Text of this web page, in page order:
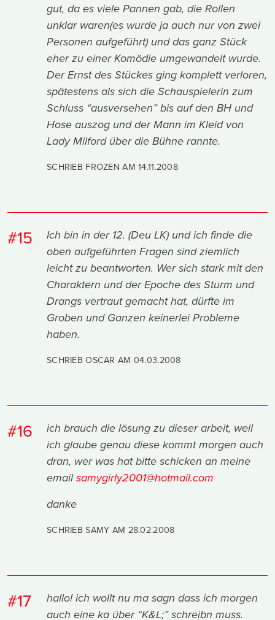
gut, da es viele Pannen gab, die Rollen
unklar waren(es wurde ja auch nur von zwei
Personen aufgeführt) und das ganz Stück
eher zu einer Komödie umgewandelt wurde.
Der Ernst des Stückes ging komplett verloren,
spätestens als sich die Schauspielerin zum
Schluss “ausversehen” bis auf den BH und
Hose auszog und der Mann im Kleid von
Lady Milford über die Bühne rannte.
SCHRIEB FROZEN AM14.11.2008
#15
Ich bin in der 12. (Deu LK) und ich finde die
oben aufgeführten Fragen sind ziemlich
leicht zu beantworten. Wer sich stark mit den
Charaktern und der Epoche des Sturm und
Drangs vertraut gemacht hat, dürfte im
Groben und Ganzen keinerlei Probleme
haben.
SCHRIEB OSCAR AM 04.03.2008
#16
ich brauch die lösung zu dieser arbeit, weil
ich glaube genau diese kommt morgen auch
dran, wer was hat bitte schicken an meine
emailsamygirly2001@hotmail.com
danke
SCHRIEB SAMY AM 28.02.2008
#17
hallo! ich wollt nu ma sagn dass ich morgen
auch eine ka über “K&L;” schreibn muss.